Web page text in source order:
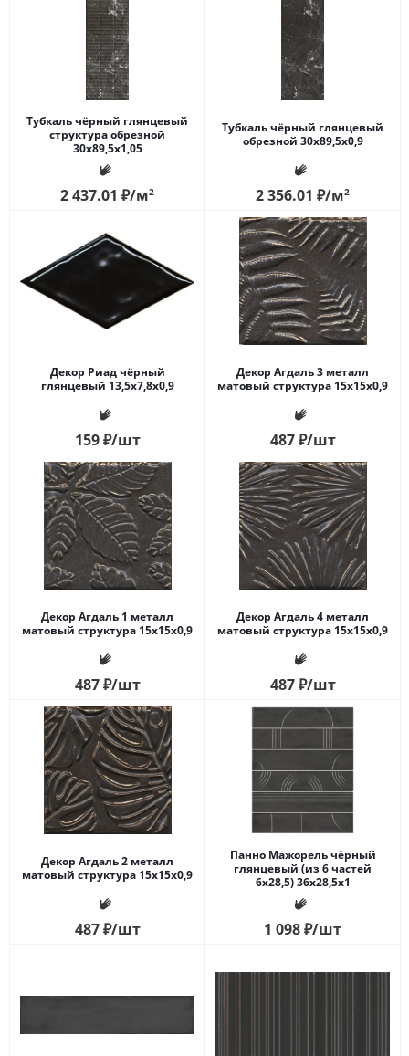
Тубкаль чёрный глянцевый
структура обрезной
30x89,5x1,05
2 437.01 ₽/м2
Тубкаль чёрный глянцевый
обрезной 30x89,5x0,9
2 356.01 ₽/м2
Декор Риад чёрный
глянцевый 13,5x7,8x0,9
159₽/шт
Декор Агдаль 3 металл
матовый структура 15x15x0,9
487₽/шт
Декор Агдаль 1 металл
матовый структура 15x15x0,9
487₽/шт
Декор Агдаль 4 металл
матовый структура 15x15x0,9
487₽/шт
Декор Агдаль 2 металл
матовый структура 15x15x0,9
487₽/шт
Панно Мажорель чёрный
глянцевый (из 6 частей
6х28,5) 36x28,5x1
1 098₽/шт